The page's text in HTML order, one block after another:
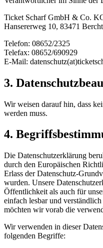
Ticket Scharf GmbH & Co.
Hansererweg 10, 83471
Telefon: 08652/2325
Telefax: 08652/690929
E-Mail:
3.
Wir weisen darauf hin, dass
werden muss.
4.
Die Datenschutzerklärung
durch den Europäischen
Erlass der Datenschutz-
wurden. Unsere
Öffentlichkeit als auch für
einfach lesbar und
möchten wir vorab die
Wir verwenden in dieser
folgenden Begriffe: